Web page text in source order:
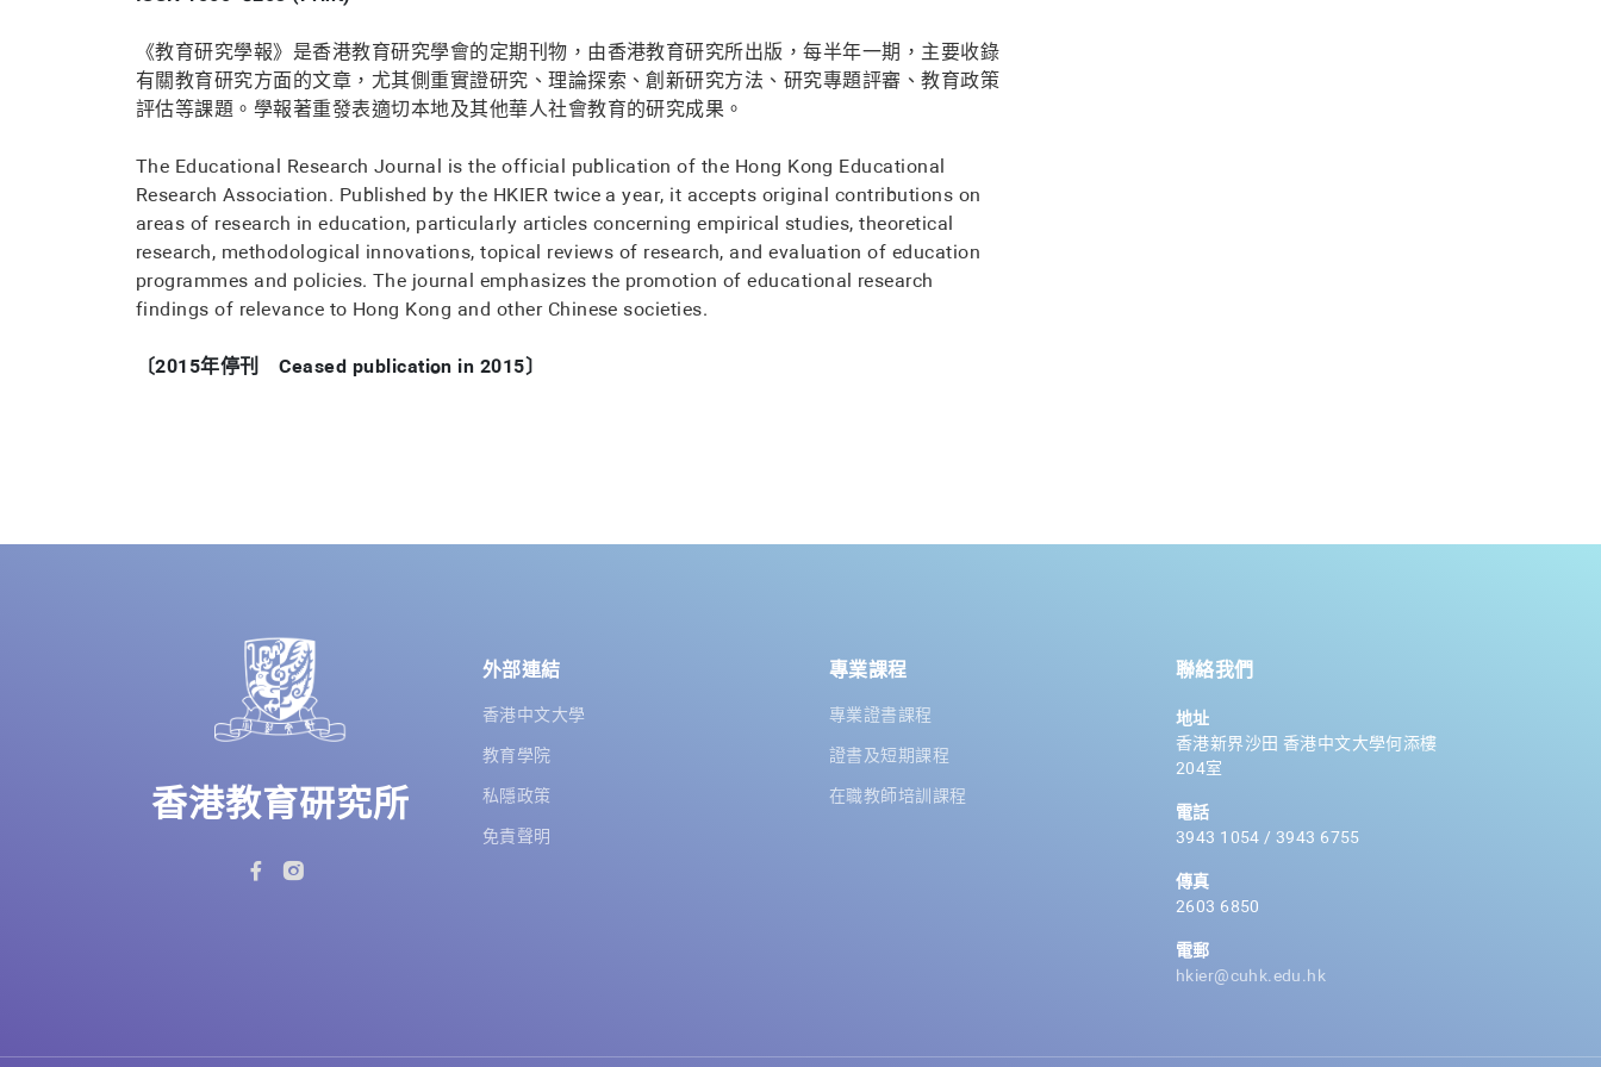
《教育研究學報》是香港教育研究學會的定期刊物，由香港教育研究所出版，每半年一期，主要收錄
有關教育研究方面的文章，尤其側重實證研究、理論探索、創新研究方法、研究專題評審、教育政策
評估等課題。學報著重發表適切本地及其他華人社會教育的研究成果。
The Educational Research Journal is the official publication of the Hong Kong Educational
Research Association. Published by the HKIER twice a year, it accepts original contributions on
areas of research in education, particularly articles concerning empirical studies, theoretical
research, methodological innovations, topical reviews of research, and evaluation of education
programmes and policies. The journal emphasizes the promotion of educational research
findings of relevance to Hong Kong and other Chinese societies.
〔2015年停刊 Ceased publication in 2015〕
香港教育研究所
外部連結
香港中文大學
教育學院
私隱政策
免責聲明
專業課程
專業證書課程
證書及短期課程
在職教師培訓課程
聯絡我們
地址
香港新界沙田 香港中文大學何添樓
204室
電話
3943 1054 / 3943 6755
傳真
2603 6850
電郵
hkier@cuhk.edu.hk